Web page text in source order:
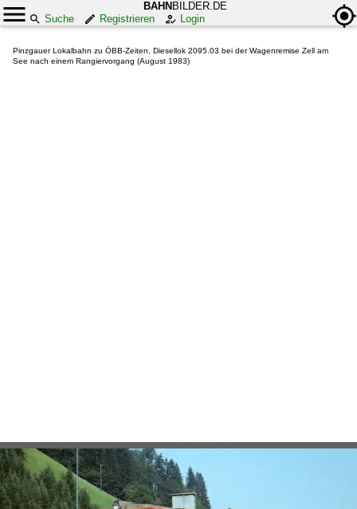
BAHN BILDER.DE
Suche
Registrieren Login
Pinzgauer Lokalbahn zu ÖBB-Zeiten, Diesellok 2095.03 bei der Wagenremise Zell am
See nach einem Rangiervorgang (August 1983)